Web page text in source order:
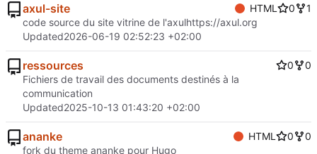
axul-site HTML 0
1
code source du site vitrine de l'axulhttps://axul.org
Updated2026-06-19 02:52:23 +02:00
ressources 0
0
Fichiers de travail des documents destinés à la
communication
Updated2025-10-13 01:43:20 +02:00
ananke HTML 0
0
fork du theme ananke pour Hugo